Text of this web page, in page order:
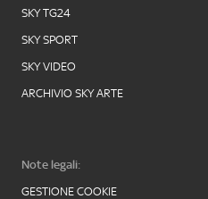
SKY TG24
SKY SPORT
SKY VIDEO
ARCHIVIO SKY ARTE
Note legali:
GESTIONE COOKIE